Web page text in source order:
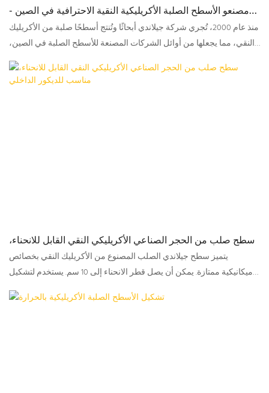
مصنعو الأسطح الصلبة الأكريليكية النقية الاحترافية في الصين -
جيلاندي
منذ عام 2000، تُجري شركة جيلاندي أبحاثًا وتُنتج أسطحًا صلبة من الأكريليك
النقي، مما يجعلها من أوائل الشركات المصنعة للأسطح الصلبة في الصين،
بخبرة تمتد لما يقارب 24 عامًا حتى الآن. تتميز أسطح جيلاندي الصلبة النقية
بمرونة فائقة، ومقاومة للبقع، وخصائص مضادة للبكتيريا.
سطح صلب من الحجر الصناعي الأكريليكي النقي القابل للانحناء،
مناسب للديكور الداخلي
يتميز سطح جيلاندي الصلب المصنوع من الأكريليك النقي بخصائص
ميكانيكية ممتازة. يمكن أن يصل قطر الانحناء إلى 10 سم. يستخدم لتشكيل